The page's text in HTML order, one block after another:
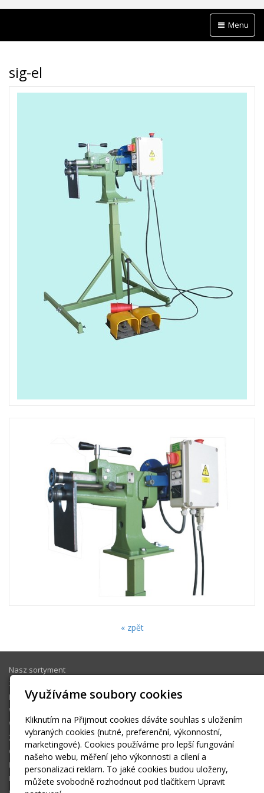
Menu
sig-el
« zpět
Nasz sortyment
Zaginarki
Rozwijanie kręgów
Walcarki do rynien
Walcarki do rur i rynien
Żłobiarki
Cennik maszyn
Kontakt
Katalogi maszyn
Využíváme soubory cookies
Kliknutím na Přijmout cookies dáváte souhlas s uložením
vybraných cookies (nutné, preferenční, výkonnostní,
marketingové). Cookies používáme pro lepší fungování
našeho webu, měření jeho výkonnosti a cílení a
personalizaci reklam. To jaké cookies budou uloženy,
můžete svobodně rozhodnout pod tlačítkem Upravit